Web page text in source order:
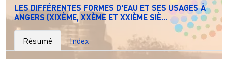
LES DIFFÉRENTES FORMES D'EAU ET SES USAGES À
ANGERS (XIXÈME, XXÈME ET XXIÈME SIÈ...
Résumé Index